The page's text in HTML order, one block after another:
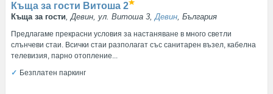
Къща за гости Витоша 2
Къща за гости, Девин, ул. Витоша 3,Девин, България
Предлагаме прекрасни условия за настаняване в много светли
слънчеви стаи. Всички стаи разполагат със санитарен възел, кабелна
телевизия, парно отопление...
Безплатен паркинг